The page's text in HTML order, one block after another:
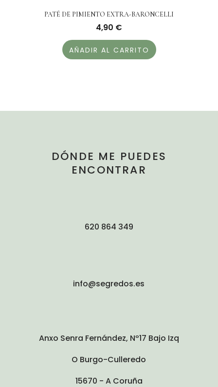
PATÉ DE PIMIENTO EXTRA-BARONCELLI
4,90 €
AÑADIR AL CARRITO
DÓNDE ME PUEDES
ENCONTRAR
620 864 349
info@segredos.es
Anxo Senra Fernández, Nº17 Bajo Izq
O Burgo-Culleredo
15670 - A Coruña